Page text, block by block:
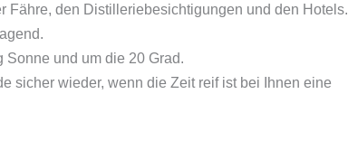
Fähre, den Distilleriebesichtigungen und den Hotels.
Sonne und um die 20 Grad.
sicher wieder, wenn die Zeit reif ist bei Ihnen eine